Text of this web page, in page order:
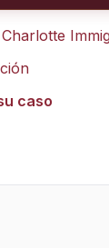
Charlotte
caso